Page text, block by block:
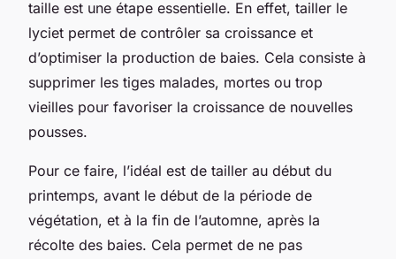
taille est une étape essentielle. En effet, tailler le
lyciet permet de contrôler sa croissance et
d’optimiser la production de baies. Cela consiste à
supprimer les tiges malades, mortes ou trop
vieilles pour favoriser la croissance de nouvelles
pousses.
Pour ce faire, l’idéal est de tailler au début du
printemps, avant le début de la période de
végétation, et à la fin de l’automne, après la
récolte des baies. Cela permet de ne pas